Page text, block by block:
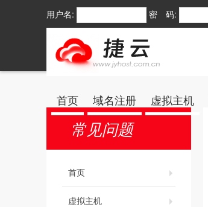
用户名: 密 码:
首页 域名注册 虚拟主机
常见问题
首页
虚拟主机